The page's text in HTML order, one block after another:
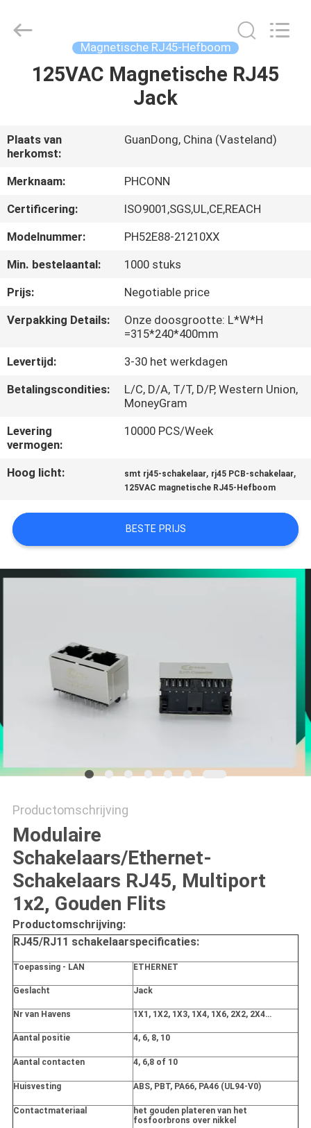
HUIS
ONGEVEER
ONS
FABRIEKSREIS
KWALITEITSCONTROLE
CONTACTEER
VR
SITEMAP
POLICY
Magnetische RJ45-Hefboom
125VAC Magnetische RJ45
Jack
Plaats van
herkomst:
GuanDong, China (Vasteland)
Merknaam:
PHCONN
Certificering:
ISO9001,SGS,UL,CE,REACH
Modelnummer:
PH52E88-21210XX
Min. bestelaantal:
1000 stuks
Prijs:
Negotiable price
Verpakking Details:
Onze doosgrootte: L*W*H
=315*240*400mm
Levertijd:
3-30 het werkdagen
Betalingscondities:
L/C, D/A, T/T, D/P, Western Union,
MoneyGram
Levering
vermogen:
10000 PCS/Week
Hoog licht: smt rj45-schakelaar, rj45 PCB-schakelaar,
125VAC magnetische RJ45-Hefboom
BESTE PRIJS
Productomschrijving
Modulaire
Schakelaars/Ethernet-
Schakelaars RJ45, Multiport
1x2, Gouden Flits
Productomschrijving:
RJ45/RJ11 schakelaarspecificaties:
Toepassing - LAN ETHERNET
Geslacht Jack
Nr van Havens 1X1, 1X2, 1X3, 1X4, 1X6, 2X2, 2X4…
Aantal positie 4, 6, 8, 10
Aantal contacten 4, 6,8 of 10
Huisvesting ABS, PBT, PA66, PA46 (UL94-V0)
Contactmateriaal
het gouden plateren van het
fosfoorbrons over nikkel